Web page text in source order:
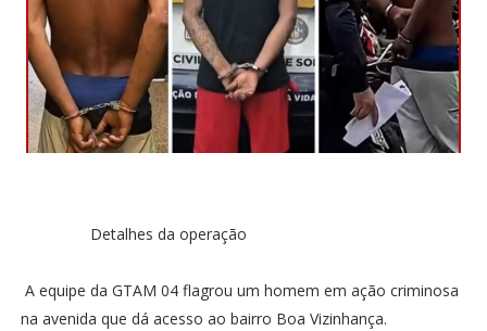
Detalhes da operação
A equipe da GTAM 04 flagrou um homem em ação criminosa
na avenida que dá acesso ao bairro Boa Vizinhança.